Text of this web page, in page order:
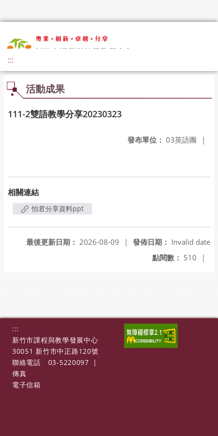
:::
活動成果
111-2雙語教學分享20230323
發布單位： 03英語團 |
相關連結
怡君分享資料ppt
發佈日期： Invalid date
最後更新日期： 2026-08-09
|
點閱數： 510 |
:::
新竹市課程與教學發展中心
30051 新竹市中正路120號
聯絡電話
03-5220097
|
傳真
電子信箱